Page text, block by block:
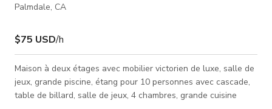
Palmdale, CA
$75 USD/h
Maison à deux étages avec mobilier victorien de luxe, salle de
jeux, grande piscine, étang pour 10 personnes avec cascade,
table de billard, salle de jeux, 4 chambres, grande cuisine